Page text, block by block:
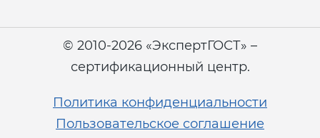
© 2010-2026 «ЭкспертГОСТ» –
сертификационный центр.
Политика конфиденциальности
Пользовательское соглашение